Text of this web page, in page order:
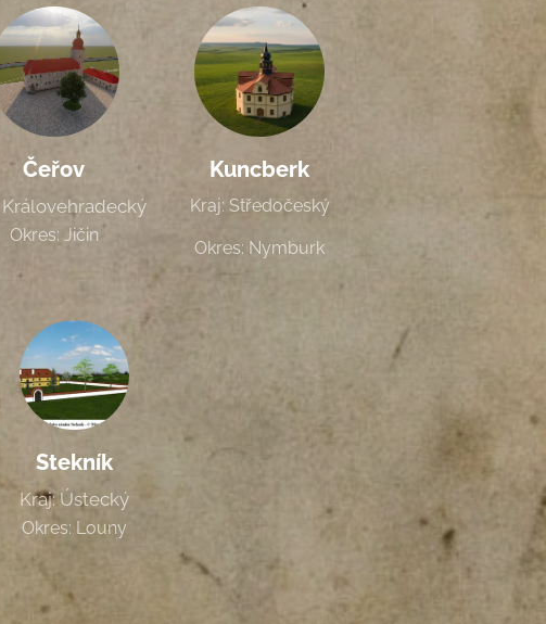
Čeřov
Královehradecký
Okres: Jičin
Kuncberk
Kraj: Středočeský
Okres: Nymburk
Stekník
Kraj: Ústecký
Okres: Louny